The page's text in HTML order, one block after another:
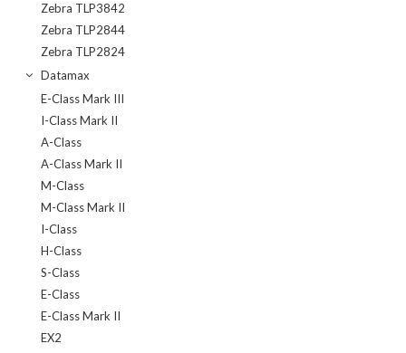
Zebra TLP3842
Zebra TLP2844
Zebra TLP2824
Datamax
E-Class Mark III
I-Class Mark II
A-Class
A-Class Mark II
M-Class
M-Class Mark II
I-Class
H-Class
S-Class
E-Class
E-Class Mark II
EX2